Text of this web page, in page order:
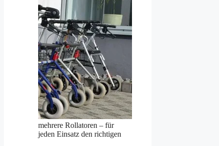
mehrere Rollatoren – für
jeden Einsatz den richtigen